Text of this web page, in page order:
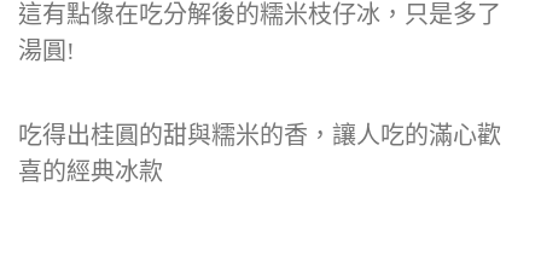
這有點像在吃分解後的糯米枝仔冰，只是多了
湯圓!
吃得出桂圓的甜與糯米的香，讓人吃的滿心歡
喜的經典冰款